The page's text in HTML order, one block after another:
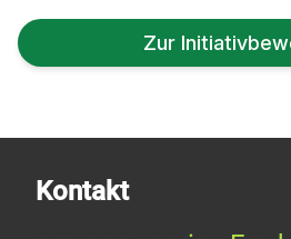
Zur
Kontakt